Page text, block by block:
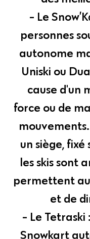
- Le
personnes
autonome
Uniski ou
cause d'un
force ou de
un siège, fixé
les skis sont
permettent au
et de
- Le
Snowkart